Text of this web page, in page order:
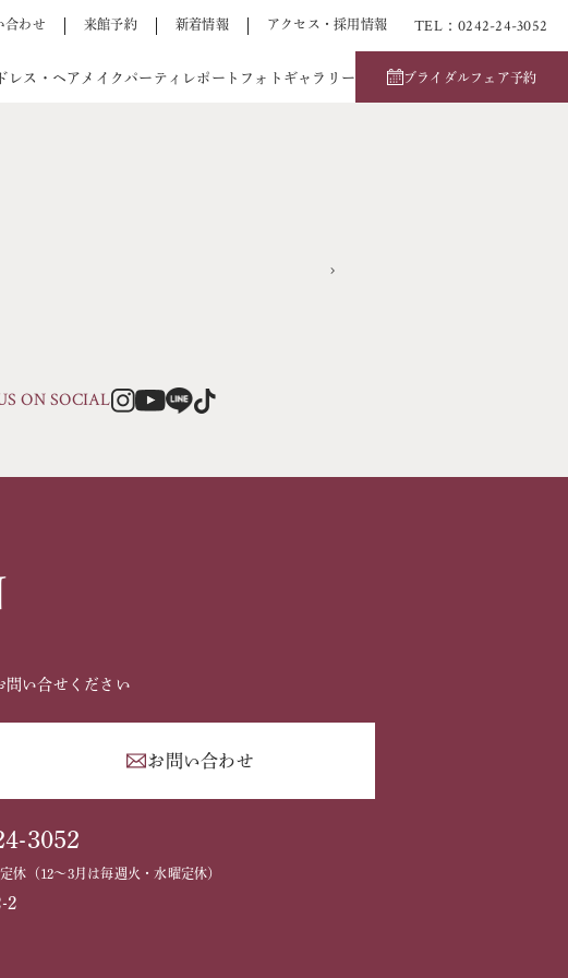
合わせ 来館予約 新着情報 アクセス・採用情報 TEL：0242-24-3052
ドレス・ヘアメイク パーティレポート フォトギャラリー ブライダルフェア予約
ON SOCIAL
問い合せください
お問い合わせ
3052
（12～3月は毎週火・水曜定休）
2